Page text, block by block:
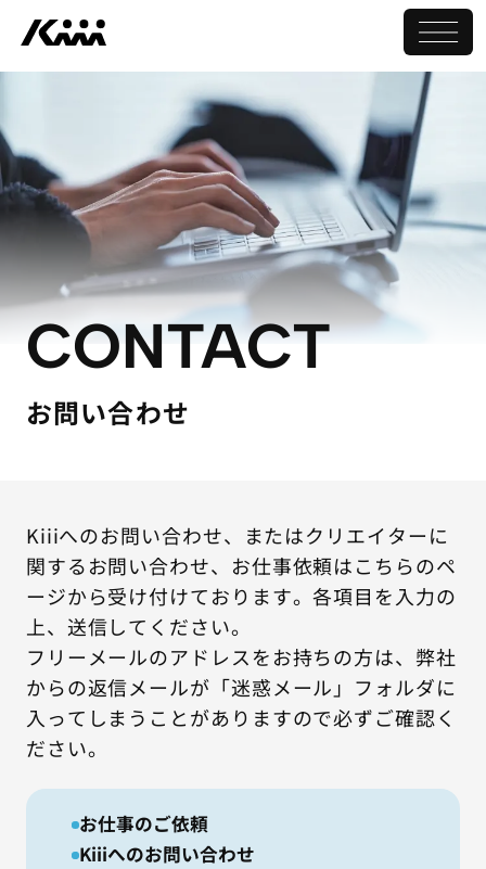
CONTACT
お問い合わせ
Kiiiへのお問い合わせ、またはクリエイターに
関するお問い合わせ、お仕事依頼はこちらのペ
ージから受け付けております。各項目を入力の
上、送信してください。
フリーメールのアドレスをお持ちの方は、弊社
からの返信メールが「迷惑メール」フォルダに
入ってしまうことがありますので必ずご確認く
ださい。
お仕事のご依頼
Kiiiへのお問い合わせ